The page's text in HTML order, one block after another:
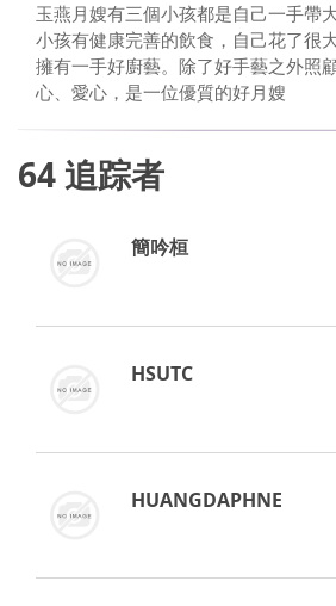
玉燕月嫂有三個小孩都是自己一手帶
小孩有健康完善的飲食，自己花了很
擁有一手好廚藝。除了好手藝之外照
心、愛心，是一位優質的好月嫂
64追踪者
簡吟桓
HSUTC
HUANGDAPHNE